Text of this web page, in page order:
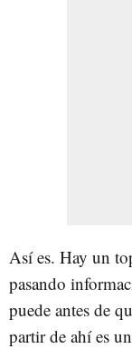
Así es. Hay un
pasando
puede antes de
partir de ahí es